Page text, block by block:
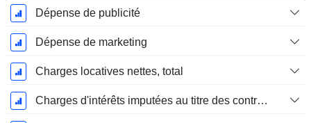
Dépense de publicité
Dépense de marketing
Charges locatives nettes, total
Charges d'intérêts imputées au titre des contrats de location